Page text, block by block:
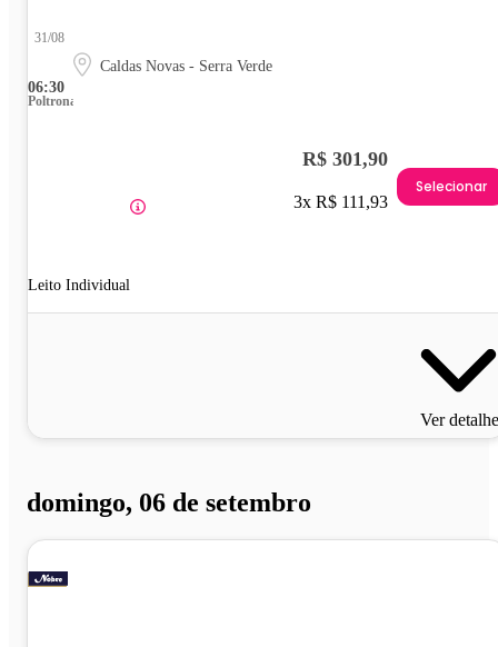
06:30
31/08
Caldas Novas - Serra Verde
Poltrona
Leito Individual
R$ 301,90
3x R$ 111,93
Selecionar
Ver
domingo, 06 de setembro